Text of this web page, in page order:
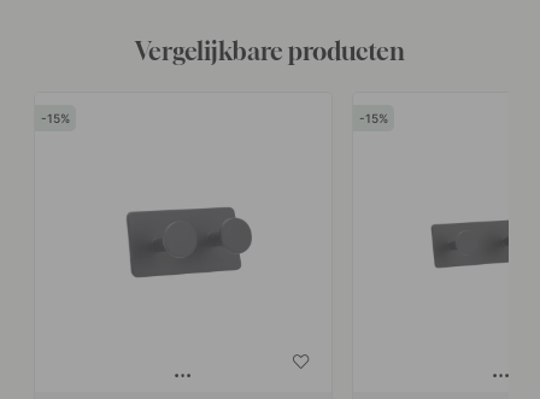
Vergelijkbare producten
15 15